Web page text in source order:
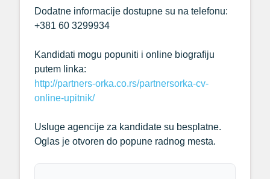
Dodatne informacije dostupne su na telefonu:
+381 60 3299934
Kandidati mogu popuniti i online biografiju
putem linka:
http://partners-orka.co.rs/partnersorka-cv-
online-upitnik/
Usluge agencije za kandidate su besplatne.
Oglas je otvoren do popune radnog mesta.